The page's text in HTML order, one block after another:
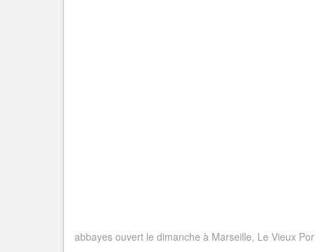
abbayes ouvert le dimanche à Marseille, Le Vieux